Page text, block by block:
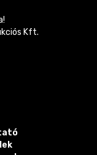
Kft.